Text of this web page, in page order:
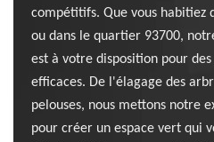
compétitifs. Que vous habitiez
ou dans le quartier 93700,
est à votre disposition pour
efficaces. De l'élagage des
pelouses, nous mettons notre
pour créer un espace vert qui